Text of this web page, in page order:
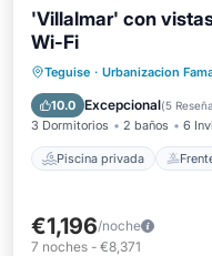
'Villalmar' con
Wi-Fi
Teguise · Urbanizacion
10.0 Excepcional(5
3 Dormitorios 2 baños 6
Piscina privada
Piscina privada
Piscina
€1,196/noche
7 noches - €8,371